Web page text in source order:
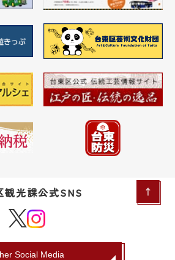
観光課公式SNS
Social Media